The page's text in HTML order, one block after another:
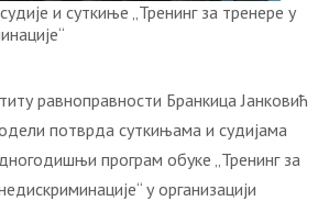
и суткиње „Тренинг за тренере у
равноправности Бранкица Јанковић
потврда суткињама и судијама
програм обуке „Тренинг за
у организацији